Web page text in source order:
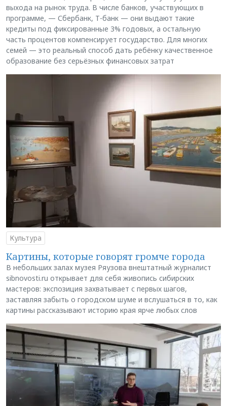
выхода на рынок труда. В числе банков, участвующих в
программе, — Сбербанк, Т-банк — они выдают такие
кредиты под фиксированные 3% годовых, а остальную
часть процентов компенсирует государство. Для многих
семей — это реальный способ дать ребёнку качественное
образование без серьёзных финансовых затрат
Культура
Картины, которые говорят громче города
В небольших залах музея Ряузова внештатный журналист
sibnovosti.ru открывает для себя живопись сибирских
мастеров: экспозиция захватывает с первых шагов,
заставляя забыть о городском шуме и вслушаться в то, как
картины рассказывают историю края ярче любых слов